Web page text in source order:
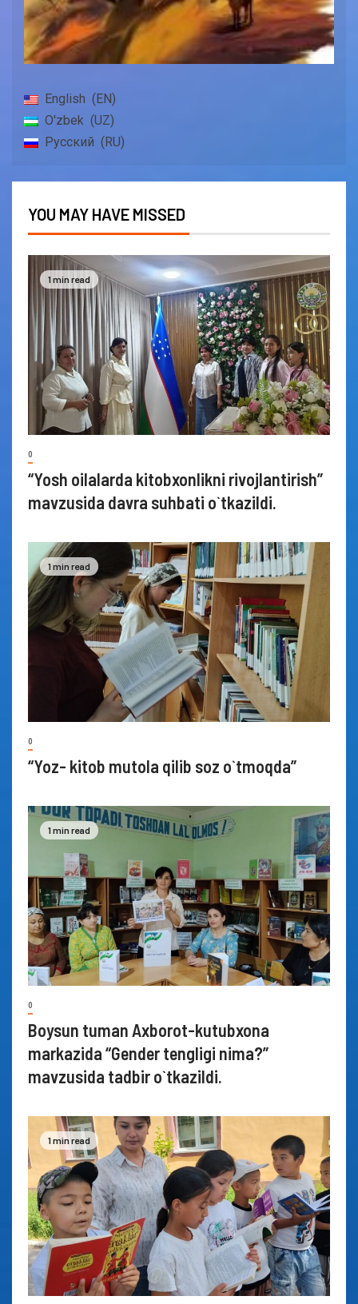
English
EN
O'zbek
UZ
Русский
RU
YOU MAY HAVE MISSED
1 min read
0
“Yosh oilalarda kitobxonlikni rivojlantirish”
mavzusida davra suhbati o`tkazildi.
1 min read
0
“Yoz- kitob mutola qilib soz o`tmoqda”
1 min read
0
Boysun tuman Axborot-kutubxona
markazida “Gender tengligi nima?”
mavzusida tadbir o`tkazildi.
1 min read